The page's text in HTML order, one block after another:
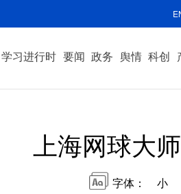
学习进行时 要闻 政务 舆情 科创
上海网球大
字体： 小